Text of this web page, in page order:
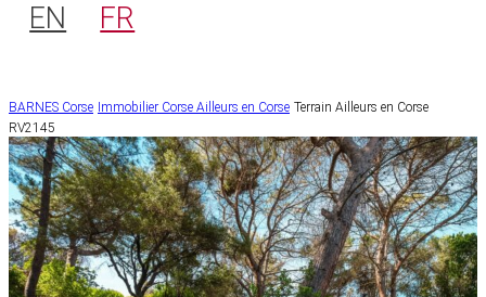
EN FR
BARNES Corse Immobilier Corse Ailleurs en Corse Terrain Ailleurs en Corse
RV2145